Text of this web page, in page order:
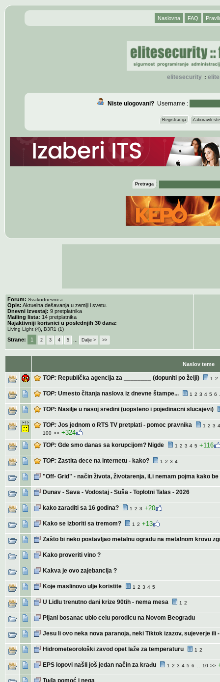
Naslovna FAQ
elitesecurity::
Niste ulogovani?Username :
Registracija Zaboravili
Pretraga :
Forum: Svakodnevnica
Opis: Aktuelna dešavanja u zemlji i svetu.
Dnevni izvestaj: 9 pretplatnika
Mailing lista: 14 pretplatnika
Najaktivniji korisnici u poslednjih 30 dana:
Living Light (4) B3R1 (1)
Strane: 1 2 3 4 5 Dalje > >>
Naslov teme
TOP: Republička agencija za ________ (dopuniti po želji) 1 2
TOP: Umesto čitanja naslova iz dnevne štampe... 1 2 3 4 5 6
TOP: Nasilje u nasoj sredini (uopsteno i pojedinacni slucajevi)
TOP: Jos jednom o RTS TV pretplati - pomoc pravnika 1 2 3 4
100 >> +324
TOP: Gde smo danas sa korupcijom? Nigde 1 2 3 4 5 +116
TOP: Zastita dece na internetu - kako? 1 2 3 4
"Off- Grid" - način života, životarenja, iLi nemam pojma kako be
Dunav - Sava - Vodostaj - Suša - Toplotni Talas - 2026
kako zaraditi sa 16 godina? 1 2 3 +20
Kako se izboriti sa tremom? 1 2 +13
Zašto bi neko postavljao metalnu ogradu na metalnom krovu
Kako proveriti vino ?
Kakva je ovo zajebancija ?
Koje maslinovo ulje koristite 1 2 3 4 5
U Lidlu trenutno dani krize 90tih - nema mesa 1 2
Pijani bosanac ubio celu porodicu na Novom Beogradu
Jesu li ovo neka nova paranoja, neki Tiktok izazov, sujeverje ili
Hidrometeorološki zavod opet laže za temperaturu 1 2
EPS lopovi našli još jedan način za krađu 1 2 3 4 5 6 10 >>
Tuđa pomoć i nega